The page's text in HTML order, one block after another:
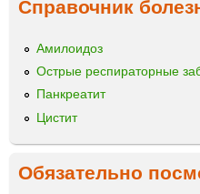
Справочник
Амилоидоз
Острые респираторные
Панкреатит
Цистит
Обязательно